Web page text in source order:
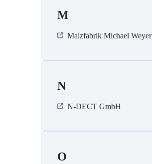
M
Malzfabrik Michael
N
N-DECT GmbH
O